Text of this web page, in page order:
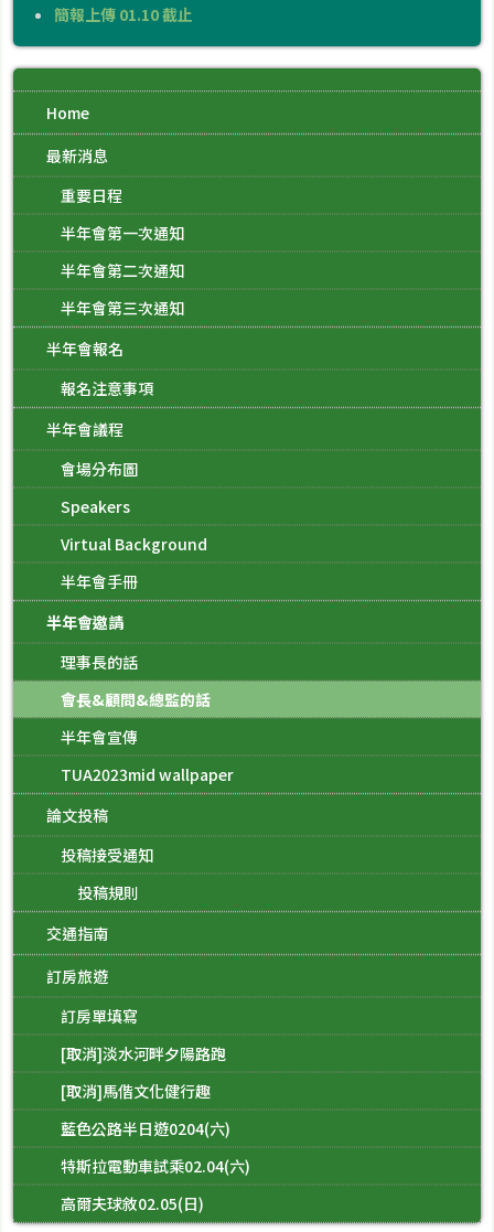
簡報上傳 01.10 截止
Home
最新消息
重要日程
半年會第一次通知
半年會第二次通知
半年會第三次通知
半年會報名
報名注意事項
半年會議程
會場分布圖
Speakers
Virtual Background
半年會手冊
半年會邀請
理事長的話
會長&顧問&總監的話
半年會宣傳
TUA2023mid wallpaper
論文投稿
投稿接受通知
投稿規則
交通指南
訂房旅遊
訂房單填寫
[取消]淡水河畔夕陽路跑
[取消]馬偕文化健行趣
藍色公路半日遊0204(六)
特斯拉電動車試乘02.04(六)
高爾夫球敘02.05(日)